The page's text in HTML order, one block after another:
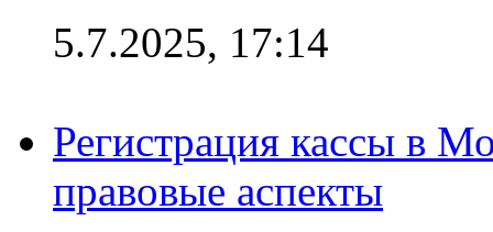
5.7.2025, 17:14
Регистрация кассы в
правовые аспекты